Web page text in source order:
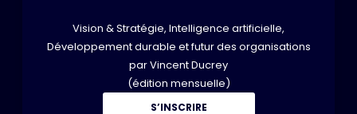
Vision & Stratégie, Intelligence artificielle,
Développement durable et futur des organisations
par Vincent Ducrey
(édition mensuelle)
S’INSCRIRE